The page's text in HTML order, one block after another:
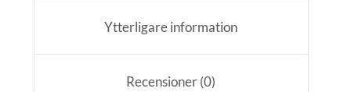
Ytterligare information
Recensioner (0)